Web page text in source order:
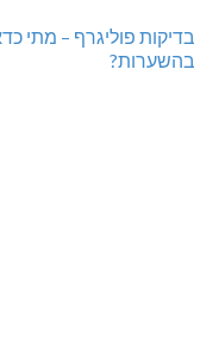
בדיקות פוליגרף – מתי
בהשערות?